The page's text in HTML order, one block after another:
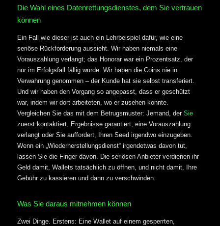
Die Wahl eines Datenrettungsdienstes, dem Sie vertrauen
können
Ein Fall wie dieser ist auch ein Lehrbeispiel dafür, wie eine
seriöse Rückforderung aussieht. Wir haben niemals eine
Vorauszahlung verlangt; das Honorar war ein Prozentsatz, der
nur im Erfolgsfall fällig wurde. Wir haben die Coins nie in
Verwahrung genommen – der Kunde hat sie selbst transferiert.
Und wir haben den Vorgang so angepasst, dass er geschützt
war, indem wir dort arbeiteten, wo er zusehen konnte.
Vergleichen Sie das mit dem Betrugsmuster: Jemand, der Sie
zuerst kontaktiert, Ergebnisse garantiert, eine Vorauszahlung
verlangt oder Sie auffordert, Ihren Seed irgendwo einzugeben.
Wenn ein „Wiederherstellungsdienst“ irgendetwas davon tut,
lassen Sie die Finger davon. Die seriösen Anbieter verdienen ihr
Geld damit, Wallets tatsächlich zu öffnen, und nicht damit, Ihre
Gebühr zu kassieren und dann zu verschwinden.
Was Sie daraus mitnehmen können
Zwei Dinge. Erstens: Eine Wallet auf einem gesperrten,